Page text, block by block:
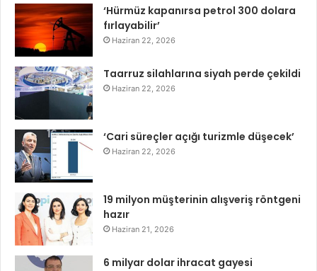
‘Hürmüz kapanırsa petrol 300 dolara
fırlayabilir’
Haziran 22, 2026
Taarruz silahlarına siyah perde çekildi
Haziran 22, 2026
‘Cari süreçler açığı turizmle düşecek’
Haziran 22, 2026
19 milyon müşterinin alışveriş röntgeni
hazır
Haziran 21, 2026
6 milyar dolar ihracat gayesi